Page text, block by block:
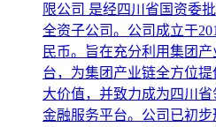
限公司 是经四川省国资委
全资子公司。公司成立于
民币。旨在充分利用集团
台，为集团产业链全方位
大价值，并致力成为四川
金融服务平台。公司已初